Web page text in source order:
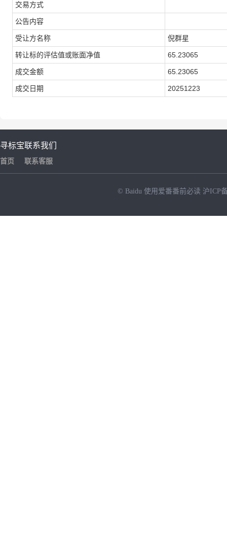
交易方式
公告内容
受让方名称 倪群星
转让标的评估值或账面净值 65.23065
成交金额 65.23065
成交日期 20251223
寻标宝
首页
联系我们
联系客服
© Baidu 使用爱番番前必读 沪ICP